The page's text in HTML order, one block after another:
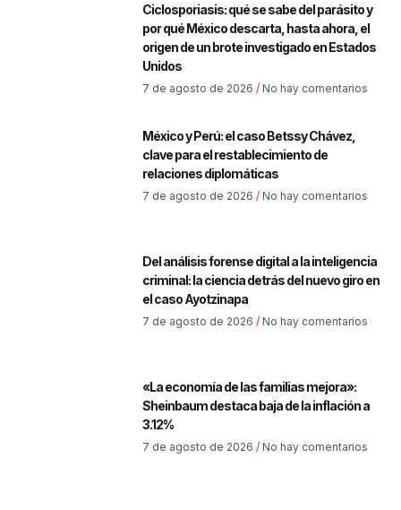
Ciclosporiasis: qué se sabe del parásito y
por qué México descarta, hasta ahora, el
origen de un brote investigado en Estados
Unidos
7 de agosto de 2026 No hay comentarios
México y Perú: el caso Betssy Chávez,
clave para el restablecimiento de
relaciones diplomáticas
7 de agosto de 2026 No hay comentarios
Del análisis forense digital a la inteligencia
criminal: la ciencia detrás del nuevo giro en
el caso Ayotzinapa
7 de agosto de 2026 No hay comentarios
«La economía de las familias mejora»:
Sheinbaum destaca baja de la inflación a
3.12%
7 de agosto de 2026 No hay comentarios